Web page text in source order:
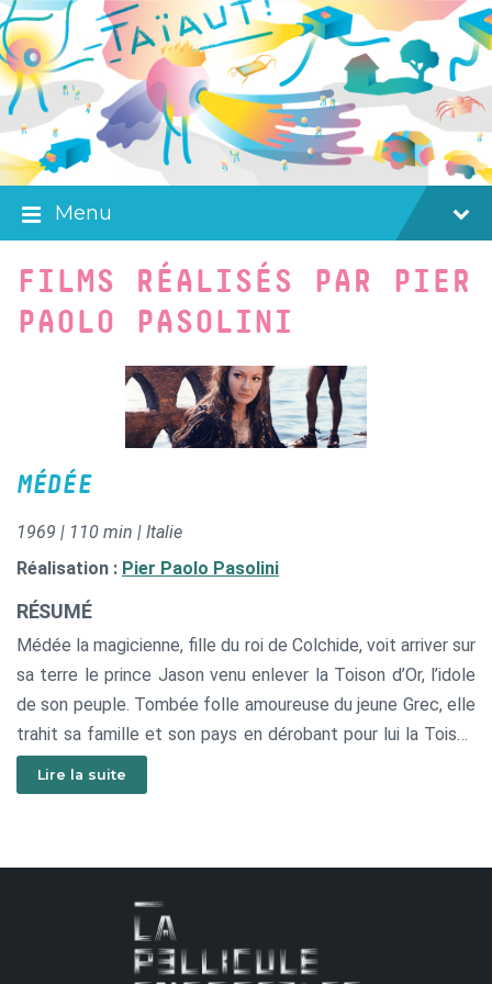
Skip
to
content
Skip
to
main
navigation
Skip
to
footer
Menu
FILMS RÉALISÉS PAR PIER
PAOLO PASOLINI
MÉDÉE
1969 | 110 min | Italie
Réalisation : Pier Paolo Pasolini
RÉSUMÉ
Médée la magicienne, fille du roi de Colchide, voit arriver sur
sa terre le prince Jason venu enlever la Toison d’Or, l’idole
de son peuple. Tombée folle amoureuse du jeune Grec, elle
trahit sa famille et son pays en dérobant pour lui la Toison
d’Or et s’exile à ses côtés. Des années plus tard, alors
qu’elle lui a donné deux enfants, l’homme pour qui elle a
Lire la suite